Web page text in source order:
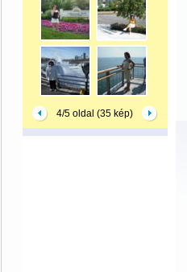
4/5 oldal (35 kép)